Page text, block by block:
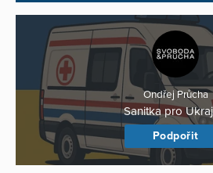
Ondřej Průcha
Sanitka pro
Podpořit